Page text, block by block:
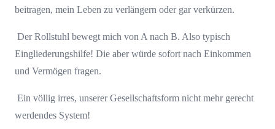
beitragen, mein Leben zu verlängern oder gar verkürzen.
Der Rollstuhl bewegt mich von A nach B. Also typisch
Eingliederungshilfe! Die aber würde sofort nach Einkommen
und Vermögen fragen.
Ein völlig irres, unserer Gesellschaftsform nicht mehr gerecht
werdendes System!